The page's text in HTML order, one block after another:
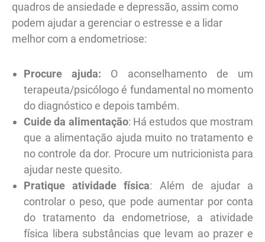
quadros de ansiedade e depressão, assim como
podem ajudar a gerenciar o estresse e a lidar
melhor com a endometriose:
Procure ajuda: O aconselhamento de um
terapeuta/psicólogo é fundamental no momento
do diagnóstico e depois também.
Cuide da alimentação: Há estudos que mostram
que a alimentação ajuda muito no tratamento e
no controle da dor. Procure um nutricionista para
ajudar neste quesito.
Pratique atividade física: Além de ajudar a
controlar o peso, que pode aumentar por conta
do tratamento da endometriose, a atividade
física libera substâncias que levam ao prazer e